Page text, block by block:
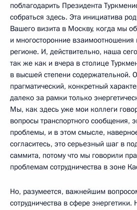
поблагодарить Президента
собраться здесь. Эта инициатива
Вашего визита в Москву, когда мы
и многосторонние взаимоотношения
регионе. И, действительно, наша
так же как и вчера в столице
в высшей степени содержательной.
прагматический, конкретный
далеко за рамки только
Мы, как здесь уже мои коллеги
вопросы транспортного сообщения,
проблемы, и в этом смысле,
согласитесь, это серьезный шаг в
саммита, потому что мы говорили
проблемам сотрудничества в зоне
Но, разумеется, важнейшим
сотрудничества в сфере энергетики.